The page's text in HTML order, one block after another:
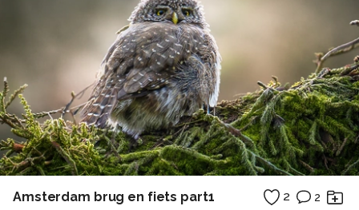
Amsterdam brug en fiets part1 2 2